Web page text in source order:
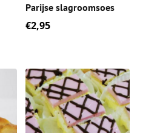
Parijse slagroomsoes
€2,95